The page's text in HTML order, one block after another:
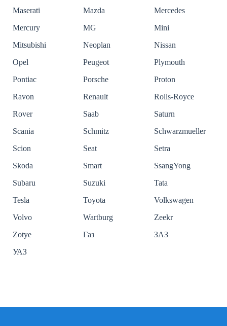
Maserati
Mazda
Mercedes
Mercury
MG
Mini
Mitsubishi
Neoplan
Nissan
Opel
Peugeot
Plymouth
Pontiac
Porsche
Proton
Ravon
Renault
Rolls-Royce
Rover
Saab
Saturn
Scania
Schmitz
Schwarzmueller
Scion
Seat
Setra
Skoda
Smart
SsangYong
Subaru
Suzuki
Tata
Tesla
Toyota
Volkswagen
Volvo
Wartburg
Zeekr
Zotye
Газ
ЗАЗ
УАЗ